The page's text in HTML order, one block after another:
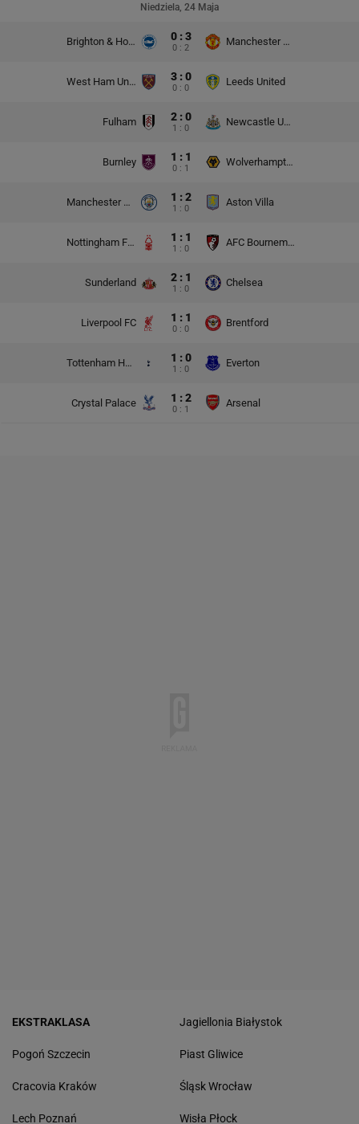
Niedziela, 24 Maja
Brighton & Hove Albion 0 : 3
0 : 2
Manchester United
West Ham United 3 : 0
0 : 0
Leeds United
Fulham 2 : 0
1 : 0
Newcastle United
Burnley 1 : 1
0 : 1
Wolverhampton Wanderers
Manchester City 1 : 2
1 : 0
Aston Villa
Nottingham Forest 1 : 1
1 : 0
AFC Bournemouth
Sunderland 2 : 1
1 : 0
Chelsea
Liverpool FC 1 : 1
0 : 0
Brentford
Tottenham Hotspur 1 : 0
1 : 0
Everton
Crystal Palace 1 : 2
0 : 1
Arsenal
EKSTRAKLASA
Pogoń Szczecin
Cracovia Kraków
Lech Poznań
Jagiellonia Białystok
Piast Gliwice
Śląsk Wrocław
Wisła Płock